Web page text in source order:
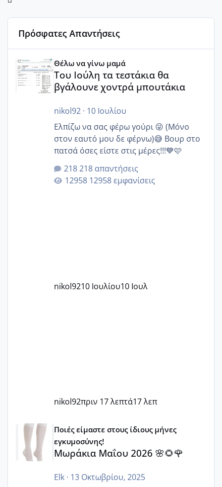
Πρόσφατες Απαντήσεις
Θέλω να γίνω μαμά
Του Ιούλη τα τεστάκια θα
βγάλουνε χοντρά μπουτάκια
nikol92· 10 Ιουλίου
Ελπίζω να σας φέρω γούρι 😜 (Μόνο
στον εαυτό μου δε φέρνω)😅 Βουρ στο
πατσά όσες είστε στις μέρες!!!💙🩷
218 απαντήσεις
12958 εμφανίσεις
nikol9210 Ιουλίου10 Ιουλ
nikol92πριν 17 λεπτά17 λεπ
Μωράκια Μαΐου 2026 🌸🌻🌹
Ποιές είμαστε στους ίδιους μήνες
εγκυμοσύνης!
Μωράκια Μαΐου 2026 🌸🌻🌹
Elk· 13 Οκτωβρίου, 2025